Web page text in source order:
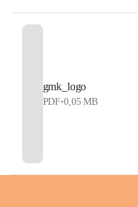
gmk_logo
PDF•0,05 MB